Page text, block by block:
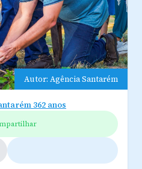
Autor: Agência Santarém
362 anos